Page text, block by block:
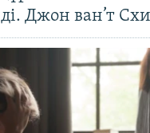
Джон ван’т